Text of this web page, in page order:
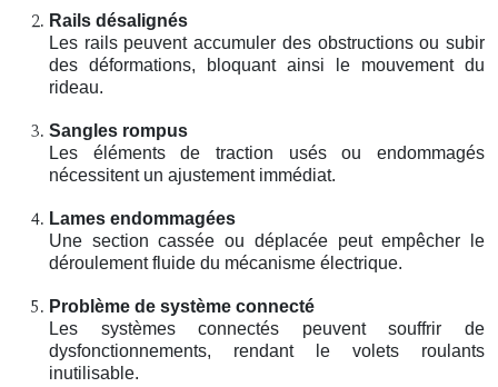
Rails désalignés
Les rails peuvent accumuler des obstructions ou subir
des déformations, bloquant ainsi le mouvement du
rideau.
Sangles rompus
Les éléments de traction usés ou endommagés
nécessitent un ajustement immédiat.
Lames endommagées
Une section cassée ou déplacée peut empêcher le
déroulement fluide du mécanisme électrique.
Problème de système connecté
Les systèmes connectés peuvent souffrir de
dysfonctionnements, rendant le volets roulants
inutilisable.